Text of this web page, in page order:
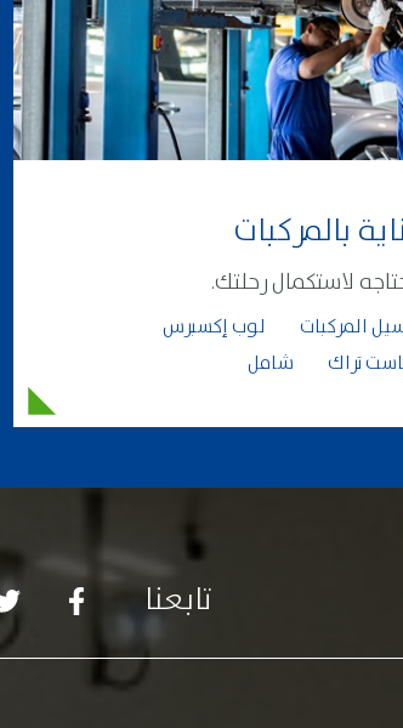
بالمركبات
لاستكمال رحلتك.
المركبات
لوب إكسبرس
تراك
شامل
تابعنا